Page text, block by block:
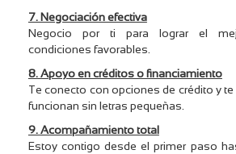
7. Negociación efectiva
Negocio por ti para lograr el
condiciones favorables.
8. Apoyo en créditos o financiamiento
Te conecto con opciones de crédito y
funcionan sin letras pequeñas.
9. Acompañamiento total
Estoy contigo desde el primer paso